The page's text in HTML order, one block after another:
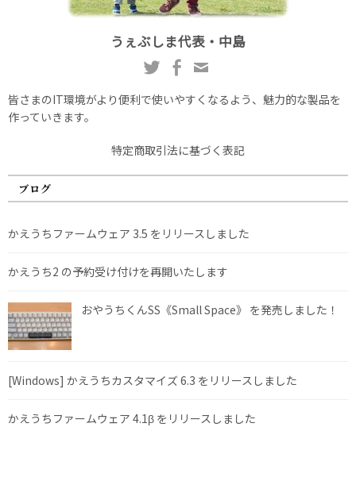
うぇぶしま代表・中島
皆さまのIT環境がより便利で使いやすくなるよう、魅力的な製品を
作っていきます。
特定商取引法に基づく表記
ブログ
かえうちファームウェア 3.5 をリリースしました
かえうち2 の予約受け付けを再開いたします
おやうちくんSS《Small Space》 を発売しました！
[Windows] かえうちカスタマイズ 6.3 をリリースしました
かえうちファームウェア 4.1β をリリースしました